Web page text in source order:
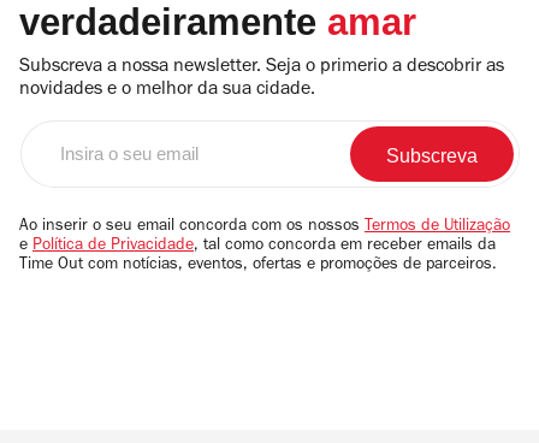
verdadeiramente amar
Subscreva a nossa newsletter. Seja o primerio a descobrir as
novidades e o melhor da sua cidade.
email
Ao inserir o seu email concorda com os nossos Termos de Utilização
e Política de Privacidade, tal como concorda em receber emails da
Time Out com notícias, eventos, ofertas e promoções de parceiros.